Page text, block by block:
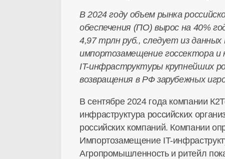
В 2024 году объем рынка
обеспечения (ПО) вырос на 40%
4,97 трлн руб., следует из
импортозамещение госсектора и
IT-инфраструктуры крупнейших
возвращения в РФ зарубежных
В сентябре 2024 года компании
инфраструктура российских
российских компаний. Компании
Импортозамещение IT-
Агропромышленность и ритейл